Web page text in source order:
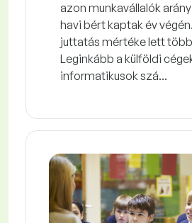
azon munkavállalók
havi bért kaptak év
juttatás mértéke lett több
Leginkább a külföldi
informatikusok szá...